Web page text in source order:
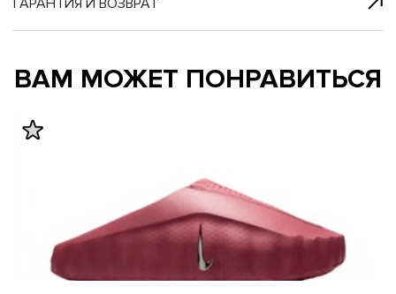
и в
наш
ГАРАНТИЯ И ВОЗВРАТ
ВАМ МОЖЕТ ПОНРАВИТЬСЯ
и в
наш